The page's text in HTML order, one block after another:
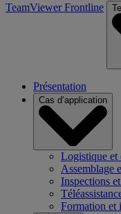
TeamViewer Frontline
Présentation
Cas d’application
Logistique et
Assemblage
Inspections
Formation et